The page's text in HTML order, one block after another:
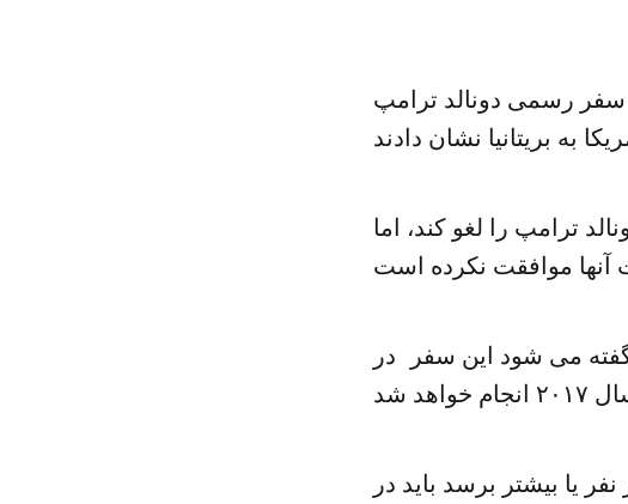
سفر رسمی دونالد ترامپ
ترامپ را لغو کند، اما
می شود این سفر در
یا بیشتر برسد باید در